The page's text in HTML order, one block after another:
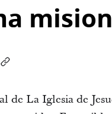
de La Iglesia de